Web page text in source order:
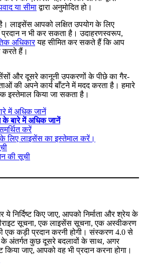
या सीमाद्वारा अनुमोदित हो।
है। लाइसेंस आपको लक्षित उपयोग के लिए
न भी कर सकता है। उदाहरणस्वरूप,
अधिकारयह सीमित कर सकते हैं कि आप
करते हैं।
और दूसरे कानूनी उपकरणों के पीछे का गैर-
की अपने कार्य बाँटने में मदद करता है। हमारे
इस्तेमाल किया जा सकता है।
में अधिक जानें
बारे में अधिक जानें
करें
के लिए लाइसेंस का इस्तेमाल करें।
की सूची
निर्दिष्ट किए जाए, आपको निर्माता और श्रेय के
सूचना, एक लाइसेंस सूचना, एक अस्वीकरण
एक कड़ी प्रदान करनी होगी। संस्करण 4.0 से
अंतर्गत कुछ दूसरे बदलावों के साथ, अगर
किया जाए, आपको वह भी प्रदान करना होगा।